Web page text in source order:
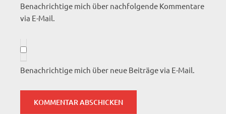
Benachrichtige mich über nachfolgende Kommentare
via E-Mail.
Benachrichtige mich über neue Beiträge via E-Mail.